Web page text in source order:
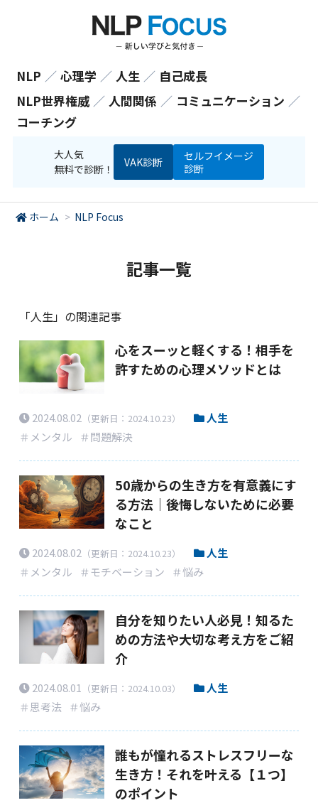
NLP ／ 心理学 ／ 人生 ／ 自己成長
NLP世界権威 ／ 人間関係 ／ コミュニケーション ／
コーチング
大人気
無料で診断！
VAK診断
セルフイメージ
診断
ホーム > NLP Focus
記事一覧
「人生」の関連記事
心をスーッと軽くする！相手を
許すための心理メソッドとは
2024.08.02（更新日：2024.10.23）
人生
＃メンタル
＃問題解決
50歳からの生き方を有意義にす
る方法｜後悔しないために必要
なこと
2024.08.02（更新日：2024.10.23）
人生
＃メンタル
＃モチベーション ＃悩み
自分を知りたい人必見！知るた
めの方法や大切な考え方をご紹
介
2024.08.01 （更新日：2024.10.03）
人生
＃思考法 ＃悩み
誰もが憧れるストレスフリーな
生き方！それを叶える【１つ】
のポイント